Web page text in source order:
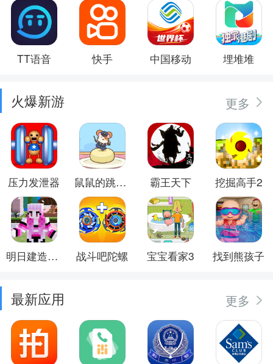
TT语音 快手 中国移动 埋堆堆
火爆新游 更多
压力发泄器 鼠鼠的跳跃冒险 霸王天下 挖掘高手2
明日建造大师 战斗吧陀螺 宝宝看家3 找到熊孩子
最新应用 更多